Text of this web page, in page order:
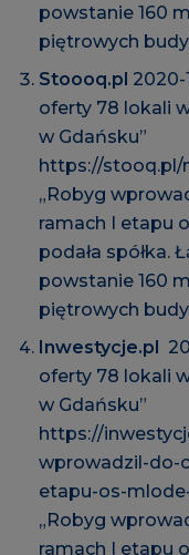
powstanie 160
piętrowych
Stoooq.pl 2020-
oferty 78 lokali
w Gdańsku”
https://stooq.pl/
„Robyg
ramach I etapu
podała spółka.
powstanie 160
piętrowych
Inwestycje.pl
oferty 78 lokali
w Gdańsku”
https://
wprowadzil-do-
etapu-os-
„Robyg
ramach I etapu